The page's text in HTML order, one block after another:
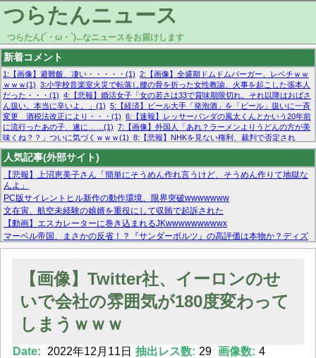
つらたんニュース
つらたん(´・ω・`)...なニュースをお届けします
新着コメント
1:【画像】避難飯、凄い・・・・・(1) 2:【画像】全盛期ドムドムバーガー、レベチｗｗ
ｗｗｗ(1) 3:小学校音楽室火災で転落し腰の骨を折った女性教諭、火事を起こした張本人
だった・・・(1) 4:【悲報】婚活女子「女の若さは33で賞味期限切れ。それ以降はおばさ
ん扱い。本当に辛いよ。」(1) 5:【経済】ビール大手「発泡酒」を「ビール」扱いに一斉
変更 酒税法改正により・・・(1) 6:【速報】レッサーパンダの風太くんとかいう20年前
に流行ったあの子、遂に……(1) 7:【画像】外国人「あれ？ラーメンよりうどんの方が美
味くね？？」ついに気づくｗｗｗ(1) 8:【悲報】NHKを見ない権利、裁判で否定され
る・・・(1) 9:欧州委員長「原発縮小は間違いでした」(1) 10:【悲報】日本企業の人手不
足、限界突破 52%「正社員も足りてません…」(1)
人気記事(外部サイト)
【悲報】上沼恵美子さん「簡単にそうめん作れ言うけど、そうめん作りて地獄な
んよ」
PC版サイレントヒル新作の動作環境、限界突破wwwwwww
文在寅、航空未経験の娘婿を重役にして収賄で起訴された
【動画】エスカレーターに巻き込まれるJKwwwwwwwwwx
マーベル帝国、まさかの反省！？『サンダーボルツ』の高評価は本物か？ディズ
ニーCEOの「量より質」宣言の裏で渦巻くファンの本音とMCUの未来を徹底考
【モー娘。石田亜佑美】ファーストテイク出演も新規獲得ならず？北川莉央が1
【画像あり】FacebookとかTwitterで拾ったエロ画像貼ってくよ
【画像】Twitter社、イーロンのせ
いで会社の雰囲気が180度変わって
しまうｗｗｗ
Date: 2022年12月11日 抽出レス数: 29 画像数: 4